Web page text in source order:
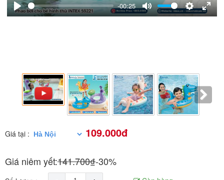
Play
-00:25
Mute Settings
Enter
Giá tại : 109.000đ
Giá niêm yết:141.700₫-30%